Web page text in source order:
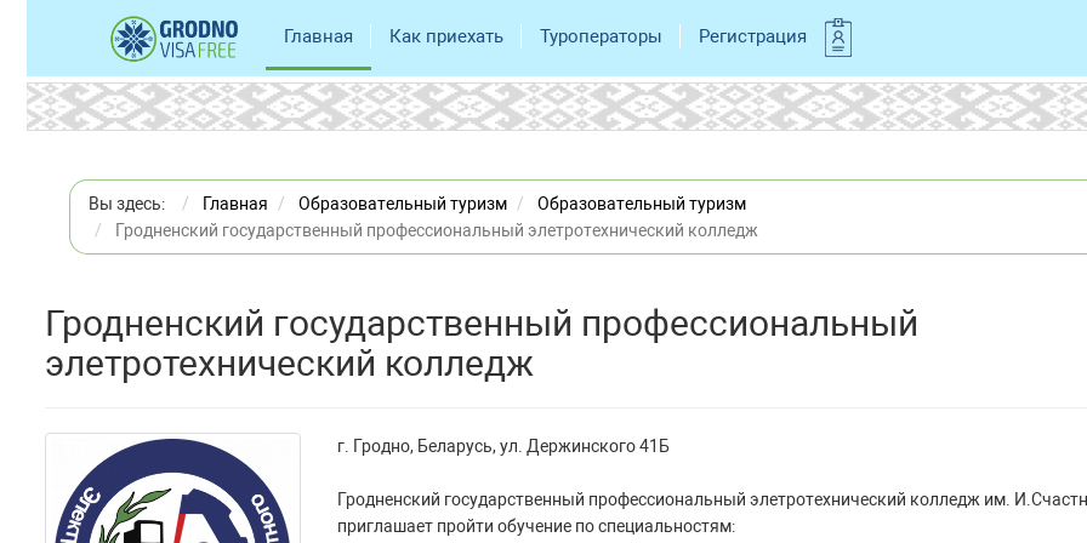
Главная Как приехать Туроператоры Регистрация
Вы здесь: Главная Образовательный туризм
Образовательный туризм
Гродненский государственный профессиональный элетротехнический колледж
Гродненский государственный профессиональный
элетротехнический колледж
г. Гродно, Беларусь, ул. Держинского 41Б
Гродненский государственный профессиональный элетротехнический колледж им.
приглашает пройти обучение по специальностям: